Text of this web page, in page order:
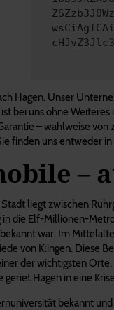
Hagen. Unser
bei uns ohne
– wahlweise
finden uns entweder
–
liegt zwischen
die Elf-Millionen-
war. Im
von Klingen. Diese
der wichtigsten
Hagen in eine
bekannt